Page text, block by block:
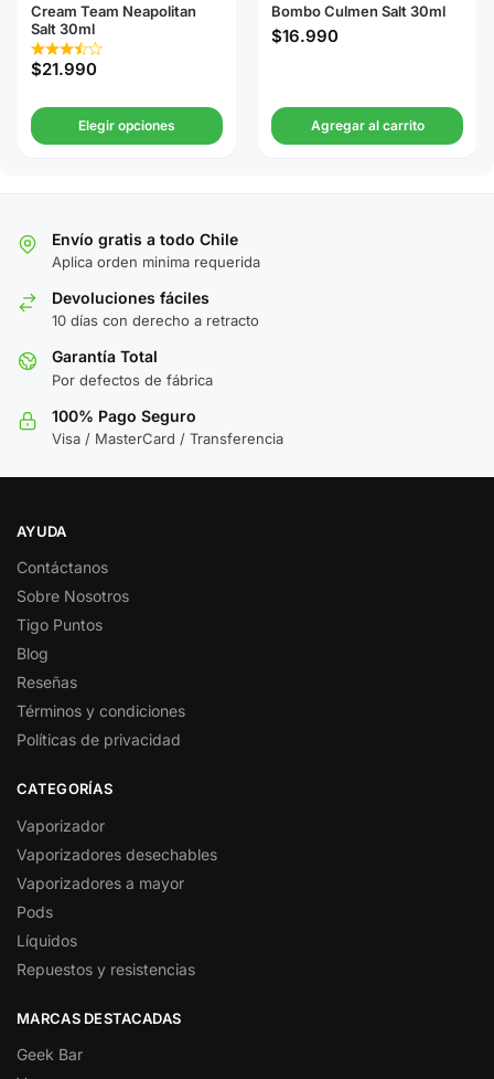
Cream Team Neapolitan
Salt 30ml
$21.990
Elegir opciones
Bombo Culmen Salt 30ml
$16.990
Agregar al carrito
Envío gratis a todo Chile
Aplica orden minima requerida
Devoluciones fáciles
10 días con derecho a retracto
Garantía Total
Por defectos de fábrica
100% Pago Seguro
Visa / MasterCard / Transferencia
AYUDA
Contáctanos
Sobre Nosotros
Tigo Puntos
Blog
Reseñas
Términos y condiciones
Políticas de privacidad
CATEGORÍAS
Vaporizador
Vaporizadores desechables
Vaporizadores a mayor
Pods
Líquidos
Repuestos y resistencias
MARCAS DESTACADAS
Geek Bar